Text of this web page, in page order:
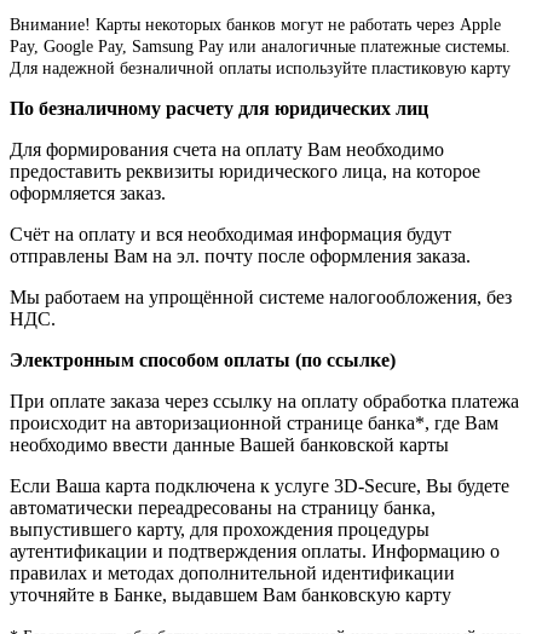
Внимание! Карты некоторых банков могут не работать через Apple
Pay, Google Pay, Samsung Pay или аналогичные платежные системы.
Для надежной безналичной оплаты используйте пластиковую карту
По безналичному расчету для юридических лиц
Для формирования счета на оплату Вам необходимо
предоставить реквизиты юридического лица, на которое
оформляется заказ.
Счёт на оплату и вся необходимая информация будут
отправлены Вам на эл. почту после оформления заказа.
Мы работаем на упрощённой системе налогообложения, без
НДС.
Электронным способом оплаты (по ссылке)
При оплате заказа через ссылку на оплату обработка платежа
происходит на авторизационной странице банка*, где Вам
необходимо ввести данные Вашей банковской карты
Если Ваша карта подключена к услуге 3D-Secure, Вы будете
автоматически переадресованы на страницу банка,
выпустившего карту, для прохождения процедуры
аутентификации и подтверждения оплаты. Информацию о
правилах и методах дополнительной идентификации
уточняйте в Банке, выдавшем Вам банковскую карту